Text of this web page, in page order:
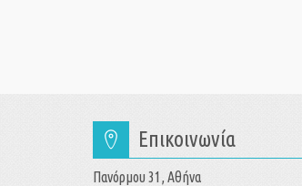
Επικοινωνία
Πανόρμου 31, Αθήνα